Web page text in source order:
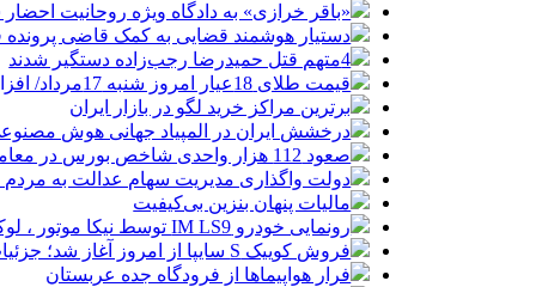
«باقر خرازی» به دادگاه ویژه روحانیت
دستیار هوشمند قضایی به کمک قاضی پرونده
4متهم قتل حمیدرضا رجب‌زاده دستگیر شدند
قیمت طلای 18عیار امروز شنبه 17مرداد/ افزایش قیمت + جدول و جزئیات
برترین مراکز خرید لگو در بازار ایران
درخشش ایران در المپیاد جهانی هوش
صعود 112 هزار واحدی شاخص بورس در معاملات امروز
دولت واگذاری مدیریت سهام عدالت به مردم
مالیات پنهان بنزین بی‌کیفیت
رونمایی خودرو IM LS9 توسط نیکا موتور ، لوکس ترین شاسی بلند EREV در ایران
فروش کوییک S سایپا از امروز آغاز شد؛ جزئیات ثبت‌نام و شرایط
فرار هواپیماها از فرودگاه جده عربستان